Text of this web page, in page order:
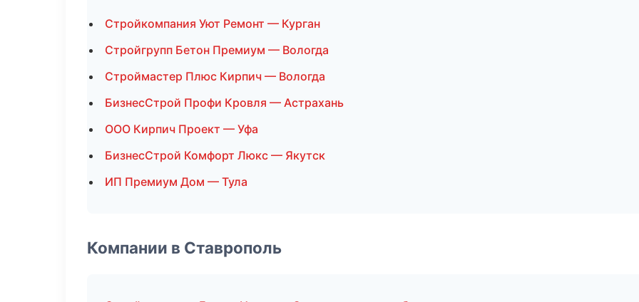
Стройкомпания Уют Ремонт — Курган
Стройгрупп Бетон Премиум — Вологда
Строймастер Плюс Кирпич — Вологда
БизнесСтрой Профи Кровля — Астрахань
ООО Кирпич Проект — Уфа
БизнесСтрой Комфорт Люкс — Якутск
ИП Премиум Дом — Тула
Компании в Ставрополь